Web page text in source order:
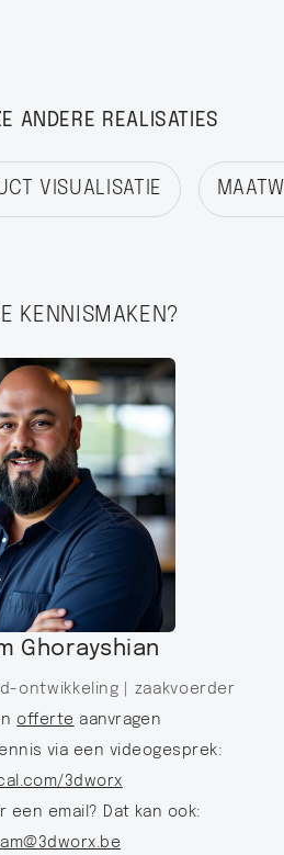
ANDERE REALISATIES
VISUALISATIE
KENNISMAKEN?
Ghorayshian
ontwikkeling | zaakvoerder
offerte aanvragen
via een videogesprek:
3dworx
email? Dat kan ook: